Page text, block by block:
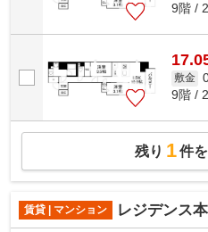
9階 /
敷金
9階 /
残り 1件
賃貸 | マンション レジデンス